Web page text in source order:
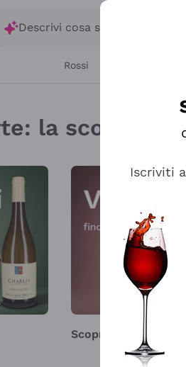
Descrivi cosa stai cercando
Rossi
Vino
la scorta
Scopri
Iscriviti